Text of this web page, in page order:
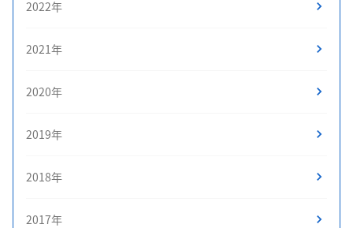
2022年
2021年
2020年
2019年
2018年
2017年